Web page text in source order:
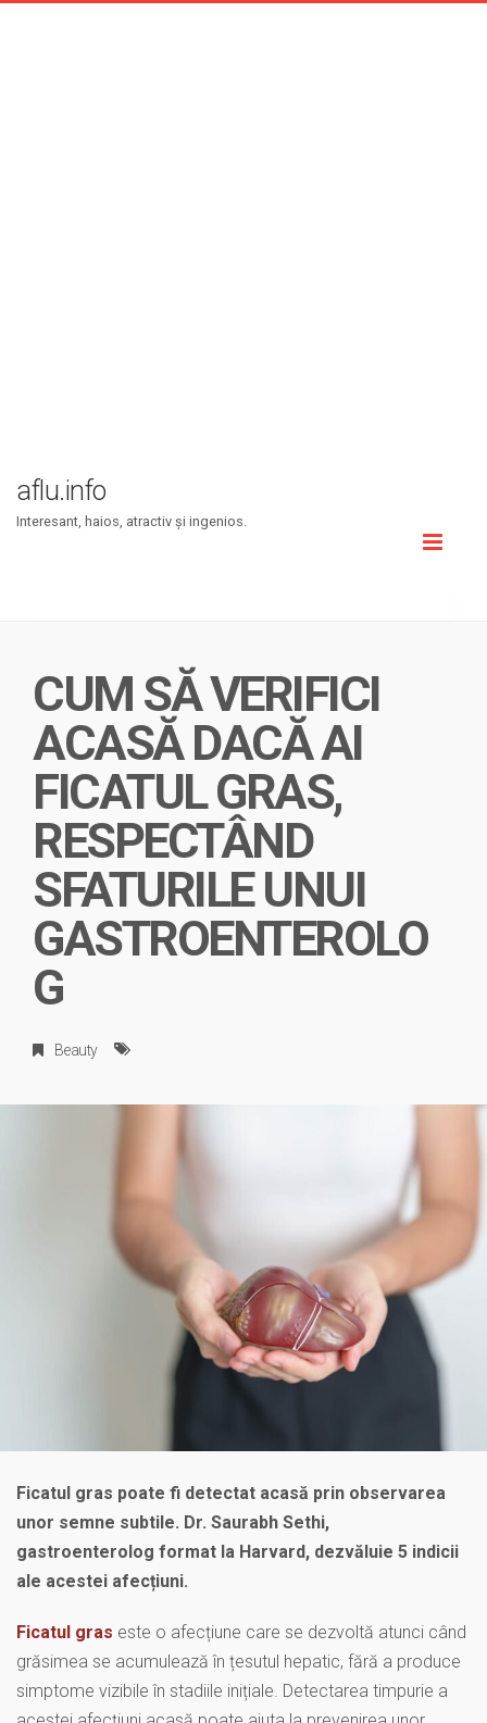
aflu.info
Interesant, haios, atractiv şi ingenios.
CUM SĂ VERIFICI
ACASĂ DACĂ AI
FICATUL GRAS,
RESPECTÂND
SFATURILE UNUI
GASTROENTEROLO
G
Beauty
Ficatul gras poate fi detectat acasă prin observarea
unor semne subtile. Dr. Saurabh Sethi,
gastroenterolog format la Harvard, dezvăluie 5 indicii
ale acestei afecțiuni.
Ficatul gras este o afecțiune care se dezvoltă atunci când
grăsimea se acumulează în țesutul hepatic, fără a produce
simptome vizibile în stadiile inițiale. Detectarea timpurie a